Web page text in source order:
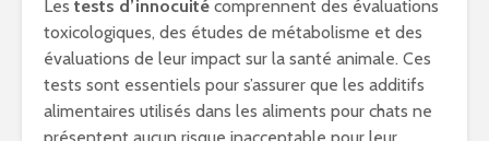
Les tests d’innocuité comprennent des évaluations
toxicologiques, des études de métabolisme et des
évaluations de leur impact sur la santé animale. Ces
tests sont essentiels pour s’assurer que les additifs
alimentaires utilisés dans les aliments pour chats ne